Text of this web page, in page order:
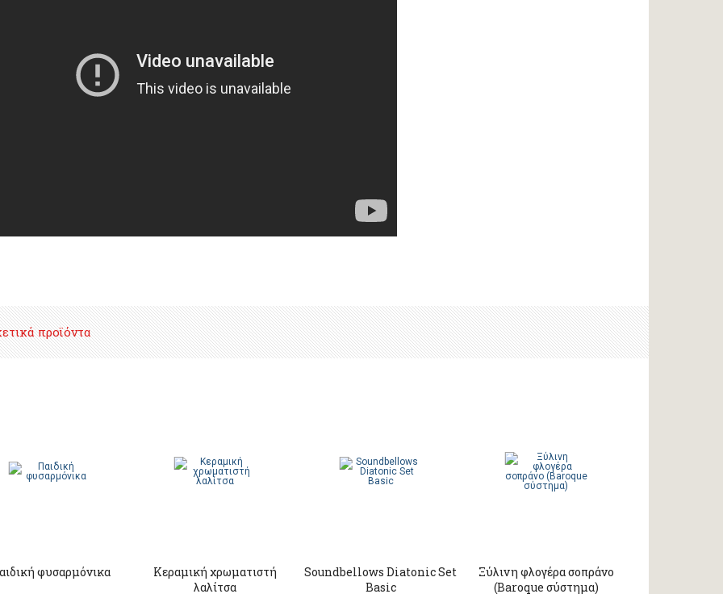
προϊόντα
φυσαρμόνικα
Κεραμική χρωματιστή
λαλίτσα
Soundbellows Diatonic Set
Basic
Ξύλινη φλογέρα σοπράνο
(Baroque σύστημα)